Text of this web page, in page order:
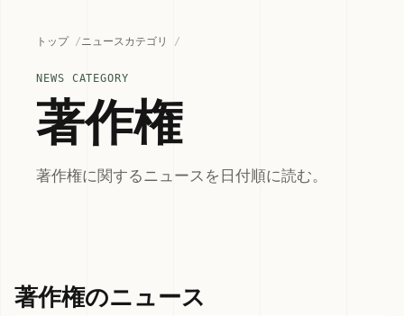
トップ ニュースカテゴリ
NEWS CATEGORY
著作権
著作権に関するニュースを日付順に読む。
著作権のニュース